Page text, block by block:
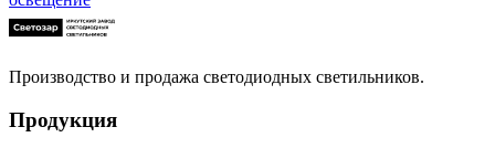
Производство и продажа светодиодных светильников.
Продукция